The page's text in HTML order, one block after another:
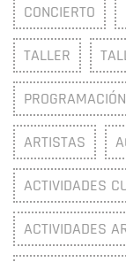
CONCIERTO
TALLER
PROGRAMACIÓN
ARTISTAS
ACTIVIDADES
ACTIVIDADES